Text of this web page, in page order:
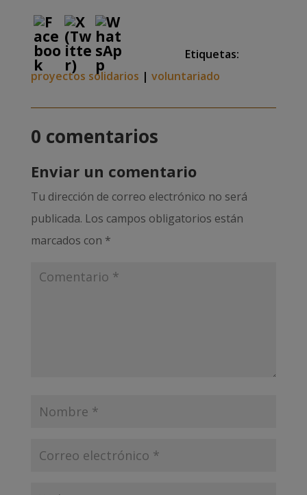
Etiquetas:
proyectos solidarios | voluntariado
0 comentarios
Enviar un comentario
Tu dirección de correo electrónico no será
publicada. Los campos obligatorios están
marcados con *